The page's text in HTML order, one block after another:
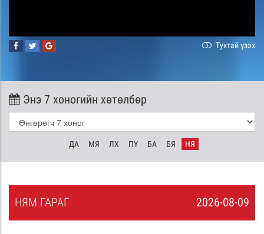
Тухтай үзэх
Энэ 7 хоногийн хөтөлбөр
ДА МЯ ЛХ ПҮ БА БЯ НЯ
2026-08-09
НЯМ ГАРАГ